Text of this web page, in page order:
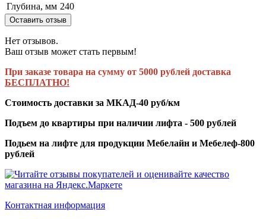
Глубина, мм 240
Оставить отзыв
Нет отзывов.
Ваш отзыв может стать первым!
При заказе товара на сумму от 5000 рублей доставка
БЕСПЛАТНО!
Стоимость доставки за МКАД-40 руб/км
Подъем до квартиры при наличии лифта - 500 рублей
Подьем на лифте для продукции Мебелайн и Мебелеф-800
рублей
Контактная информация